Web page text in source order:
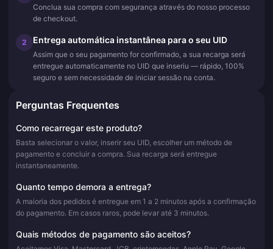
Conclua sua compra com segurança através do nosso processo
de checkout.
2 Entrega automática instantânea para o seu UID
Assim que o seu pagamento for confirmado, a sua recarga será
entregue automaticamente no UID que inseriu — rápido, 100%
seguro e sem necessidade de iniciar sessão na conta.
Perguntas Frequentes
Como recarregar este produto?
Basta selecionar o valor, inserir seu UID, escolher um método de
pagamento e concluir a compra. Sua recarga será entregue
instantaneamente.
Quanto tempo demora a entrega?
A maioria dos pedidos é entregue em 1 a 2 minutos após a confirmação
do pagamento. Em casos raros, pode levar até 3 minutos.
Quais métodos de pagamento são aceitos?